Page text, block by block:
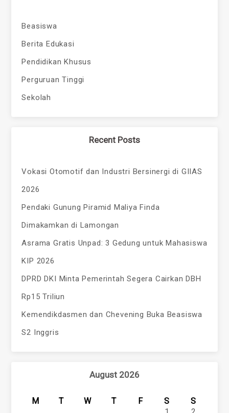
Beasiswa
Berita Edukasi
Pendidikan Khusus
Perguruan Tinggi
Sekolah
Recent Posts
Vokasi Otomotif dan Industri Bersinergi di GIIAS
2026
Pendaki Gunung Piramid Maliya Finda
Dimakamkan di Lamongan
Asrama Gratis Unpad: 3 Gedung untuk Mahasiswa
KIP 2026
DPRD DKI Minta Pemerintah Segera Cairkan DBH
Rp15 Triliun
Kemendikdasmen dan Chevening Buka Beasiswa
S2 Inggris
August 2026
M T W T F S
S